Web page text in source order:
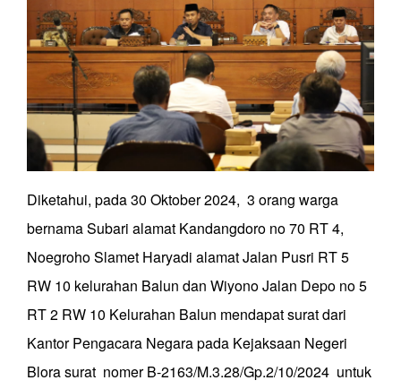
Diketahui, pada 30 Oktober 2024, 3 orang warga
bernama Subari alamat Kandangdoro no 70 RT 4,
Noegroho Slamet Haryadi alamat Jalan Pusri RT 5
RW 10 kelurahan Balun dan Wiyono Jalan Depo no 5
RT 2 RW 10 Kelurahan Balun mendapat surat dari
Kantor Pengacara Negara pada Kejaksaan Negeri
Blora surat nomer B-2163/M.3.28/Gp.2/10/2024 untuk